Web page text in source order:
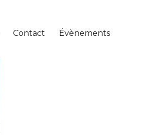
Contact Évènements